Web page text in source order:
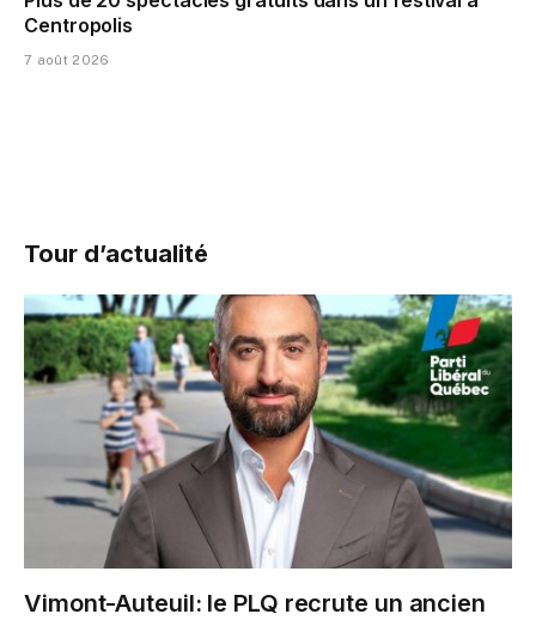
Centropolis
7 août 2026
Tour d’actualité
Vimont-Auteuil: le PLQ recrute un ancien